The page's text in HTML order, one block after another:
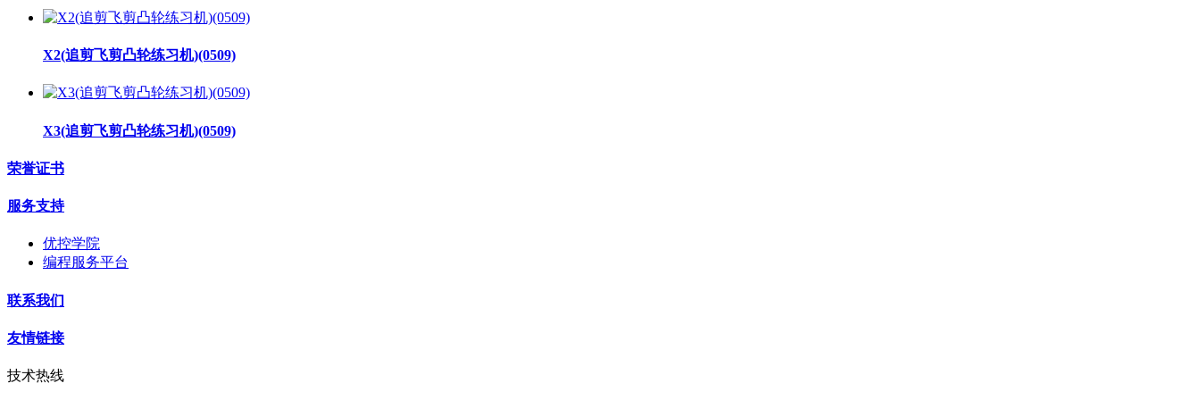
X2(追剪飞剪凸轮练习机)(0509)
X3(追剪飞剪凸轮练习机)(0509)
荣誉证书
服务支持
优控学院
编程服务平台
联系我们
友情链接
技术热线